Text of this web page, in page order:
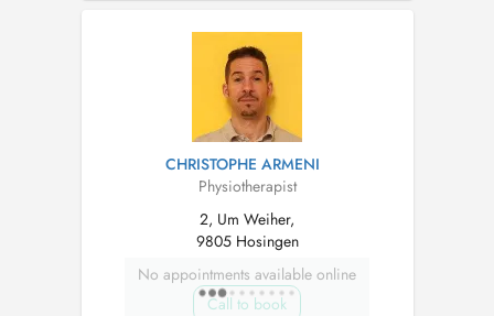
Reedukation, Atembeschwerden, Post-Covid,
Kieferprobleme, uvm. Die Praxis befindet ...
CHRISTOPHE ARMENI
Physiotherapist
2, Um Weiher,
9805 Hosingen
No appointments available online
Call to book